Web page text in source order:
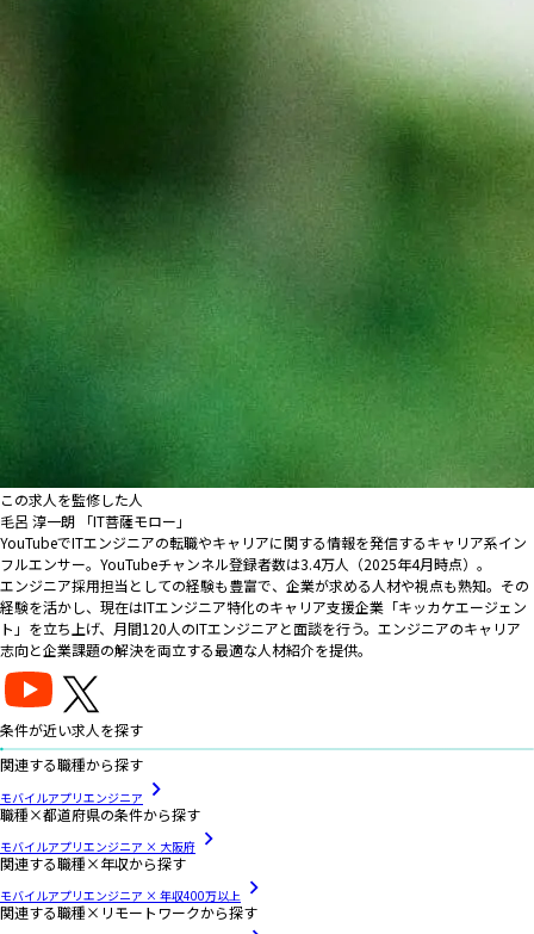
この求人を監修した人
毛呂 淳一朗 「IT菩薩モロー」
YouTubeでITエンジニアの転職やキャリアに関する情報を発信するキャリア系イン
フルエンサー。YouTubeチャンネル登録者数は3.4万人（2025年4月時点）。
エンジニア採用担当としての経験も豊富で、企業が求める人材や視点も熟知。その
経験を活かし、現在はITエンジニア特化のキャリア支援企業「キッカケエージェン
ト」を立ち上げ、月間120人のITエンジニアと面談を行う。エンジニアのキャリア
志向と企業課題の解決を両立する最適な人材紹介を提供。
条件が近い求人を探す
関連する職種から探す
モバイルアプリエンジニア
職種×都道府県の条件から探す
モバイルアプリエンジニア × 大阪府
関連する職種×年収から探す
モバイルアプリエンジニア × 年収400万以上
関連する職種×リモートワークから探す